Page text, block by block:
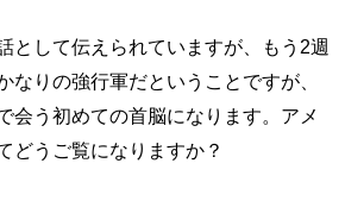
として伝えられていますが、もう2週
なりの強行軍だということですが、
会う初めての首脳になります。アメ
どうご覧になりますか？